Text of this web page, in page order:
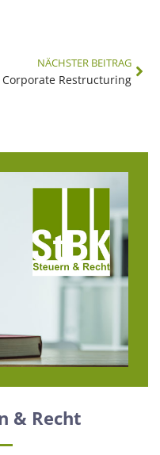
NÄCHSTER BEITRAG
Corporate Restructuring
& Recht